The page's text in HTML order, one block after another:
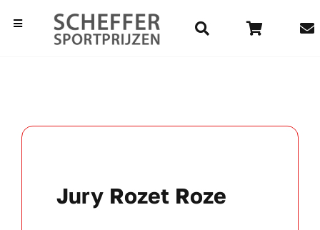
naarToggle
Navigation
MedaillesJury Rozet Roze